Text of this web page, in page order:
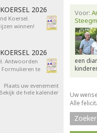
2026
Koersel.
winnen!
2026
Antwoorden
te
Plaats uw evenement
Bekijk de hele kalender
Voor:
een
Uw
Alle